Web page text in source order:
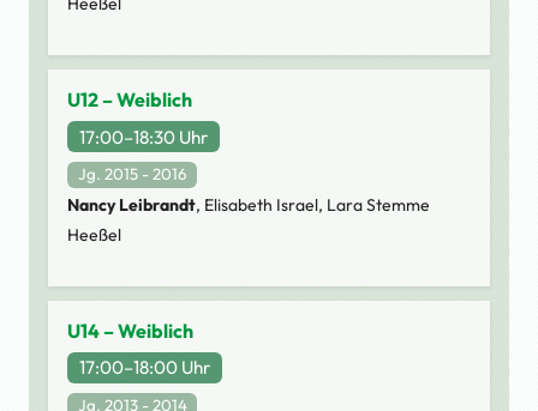
U12 – Weiblich
17:00–18:30 Uhr
Jg. 2015 - 2016
Nancy Leibrandt, Elisabeth Israel, Lara Stemme
Heeßel
U14 – Weiblich
17:00–18:00 Uhr
Jg. 2013 - 2014